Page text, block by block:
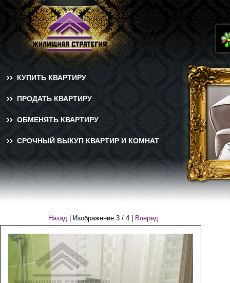
КУПИТЬ КВАРТИРУ
ПРОДАТЬ КВАРТИРУ
ОБМЕНЯТЬ КВАРТИРУ
СРОЧНЫЙ ВЫКУП КВАРТИР И КОМНАТ
Назад | Изображение 3 / 4 Вперед